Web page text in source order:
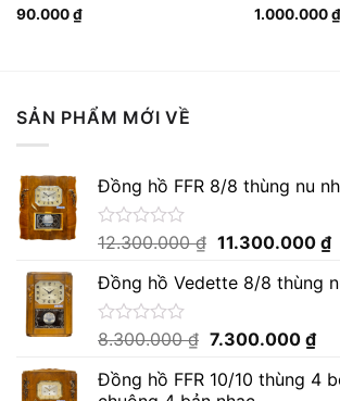
Được xếp
90.000₫
Được xếp
1.000.000₫
SẢN PHẨM MỚI VỀ
Đồng hồ FFR 8/8 thùng nu
Được
hạng
0
5
12.300.000₫ Giá
là:
11.300.000 ₫
Đồng hồ Vedette 8/8 thùng
Được
hạng
0
8.300.000₫ Giá
là:
7.300.000 ₫Giá
tại
Đồng hồ FFR 10/10 thùng 4